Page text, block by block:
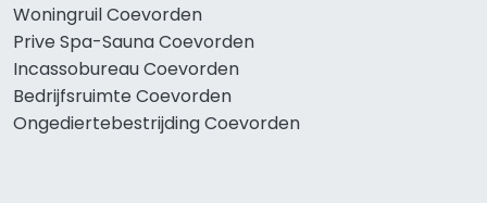
Woningruil Coevorden
Prive Spa-Sauna Coevorden
Incassobureau Coevorden
Bedrijfsruimte Coevorden
Ongediertebestrijding Coevorden